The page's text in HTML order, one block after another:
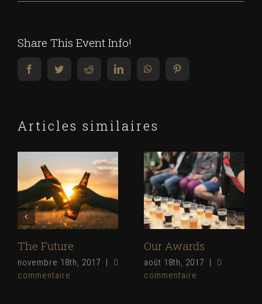
Share This Event Info!
FacebookTwitter Reddit LinkedInWhatsApp
Articles similaires
The Future
novembre 18th, 2017 |
0
commentaire
Our Awards
août 18th, 2017 |
0
commentaire